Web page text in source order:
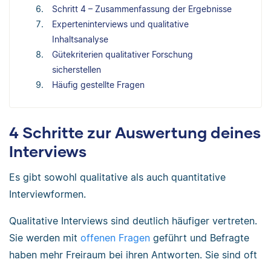
Schritt 4 – Zusammenfassung der Ergebnisse
Experteninterviews und qualitative
Inhaltsanalyse
Gütekriterien qualitativer Forschung
sicherstellen
Häufig gestellte Fragen
4 Schritte zur Auswertung deines
Interviews
Es gibt sowohl qualitative als auch quantitative
Interviewformen.
Qualitative Interviews sind deutlich häufiger vertreten.
Sie werden mit offenen Fragen geführt und Befragte
haben mehr Freiraum bei ihren Antworten. Sie sind oft